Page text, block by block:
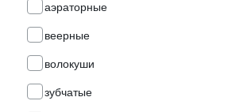
аэраторные
веерные
волокуши
зубчатые